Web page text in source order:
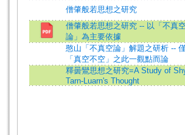
僧肇般若思想之研究
僧肇般若思想之研究 -- 以「不真
論」為主要依據
憨山「不真空論」解題之研析 --
「真空不空」之此一觀點而論
釋曇鸞思想之研究=A Study of
Tarn-Luarn's Thought